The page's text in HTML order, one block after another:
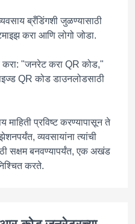
करा आणि लोगो जोडा.
QR कोड डाउनलोडसाठी
माहिती प्रविष्ट करण्यापासून ते
व्यवसायांना त्यांची
सक्षम बनवण्यापर्यंत, एक अखंड
करते.